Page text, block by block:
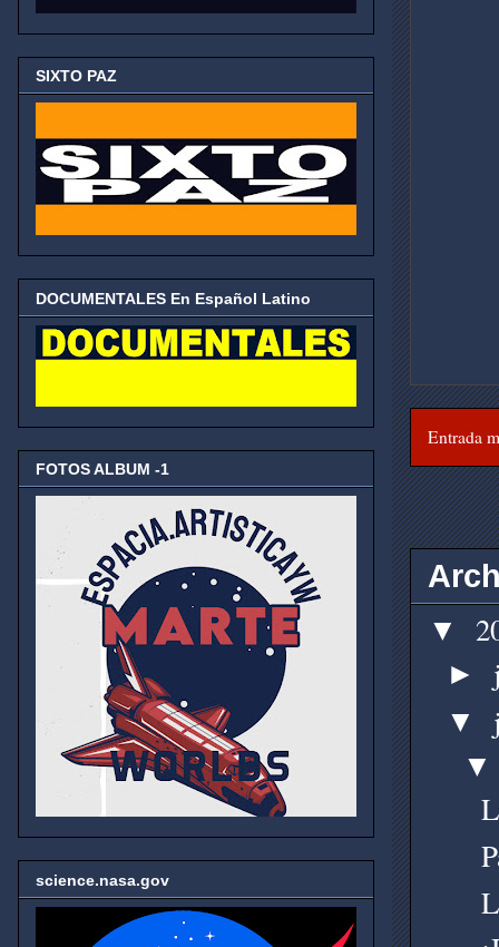
Entrada
▼
►
▼
SIXTO PAZ
DOCUMENTALES En Español Latino
FOTOS ALBUM -1
science.nasa.gov